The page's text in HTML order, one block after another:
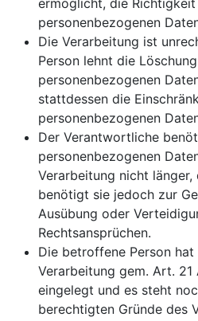
ermöglicht, die
personenbezogenen
Die Verarbeitung ist
Person lehnt die
personenbezogenen
stattdessen die
personenbezogenen
Der Verantwortliche
personenbezogenen
Verarbeitung nicht
benötigt sie jedoch zur
Ausübung oder
Rechtsansprüchen.
Die betroffene Person
Verarbeitung gem. Art. 21
eingelegt und es steht
berechtigten Gründe des